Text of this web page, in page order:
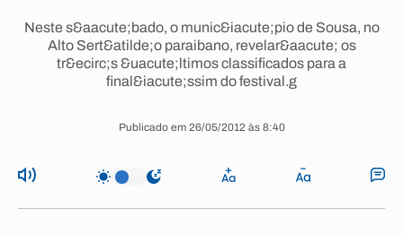
Neste s&aacute;bado, o munic&iacute;pio de Sousa, no
Alto Sert&atilde;o paraibano, revelar&aacute; os
tr&ecirc;s &uacute;ltimos classificados para a
final&iacute;ssim do festival.g
Publicado em 26/05/2012 às 8:40